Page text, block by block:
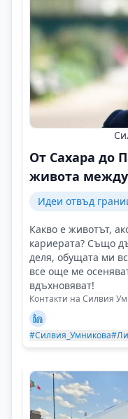
От Сахара до
живота
Идеи отвъд
Какво е животът,
кариерата? Също
деля, обущата ми
все още ме
вдъхновяват!
Контакти на Силвия
#Силвия_Умникова